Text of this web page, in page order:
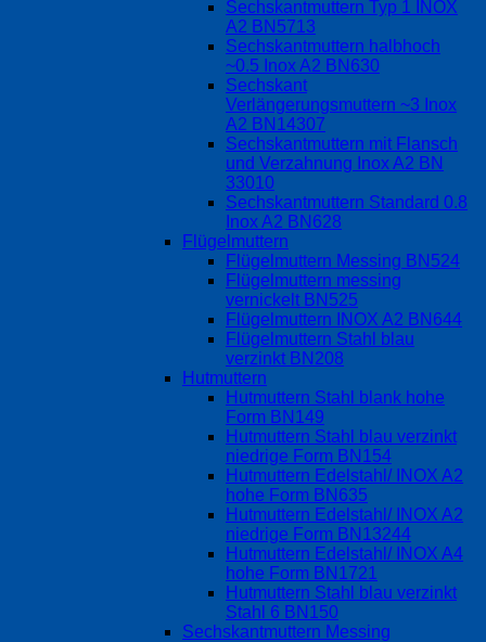
Sechskantmuttern Typ 1 INOX
A2 BN5713
Sechskantmuttern halbhoch
~0.5 Inox A2 BN630
Sechskant
Verlängerungsmuttern ~3 Inox
A2 BN14307
Sechskantmuttern mit Flansch
und Verzahnung Inox A2 BN
33010
Sechskantmuttern Standard 0.8
Inox A2 BN628
Flügelmuttern
Flügelmuttern Messing BN524
Flügelmuttern messing
vernickelt BN525
Flügelmuttern INOX A2 BN644
Flügelmuttern Stahl blau
verzinkt BN208
Hutmuttern
Hutmuttern Stahl blank hohe
Form BN149
Hutmuttern Stahl blau verzinkt
niedrige Form BN154
Hutmuttern Edelstahl/ INOX A2
hohe Form BN635
Hutmuttern Edelstahl/ INOX A2
niedrige Form BN13244
Hutmuttern Edelstahl/ INOX A4
hohe Form BN1721
Hutmuttern Stahl blau verzinkt
Stahl 6 BN150
Sechskantmuttern Messing